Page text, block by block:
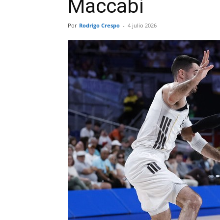
Maccabi
Por Rodrigo Crespo - 4 julio 2026